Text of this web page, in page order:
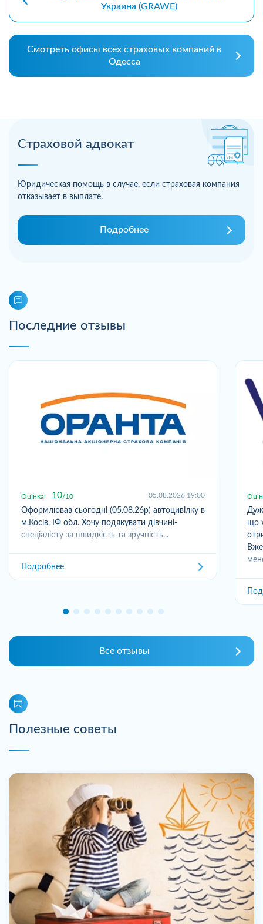
Страховой адвокат
Юридическая помощь в случае, если страховая компания
отказывает в выплате.
Подробнее
Последние отзывы
Оцінка: 10 10 05.08.2026 19:00
Оформлював сьогодні (05.08.26р) автоцивілку в
м.Косів, ІФ обл. Хочу подякувати дівчині-
спеціалісту за швидкість та зручність...
Подробнее
що
Все отзывы
Полезные советы
Украина (GRAWE)
Смотреть офисы всех страховых компаний в
Одесса